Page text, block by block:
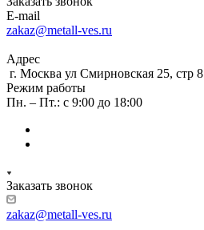
E-mail
zakaz@metall-ves.ru
Адрес
г. Москва ул Смирновская 25, стр 8
Режим работы
Пн. – Пт.: с 9:00 до 18:00
Заказать звонок
zakaz@metall-ves.ru